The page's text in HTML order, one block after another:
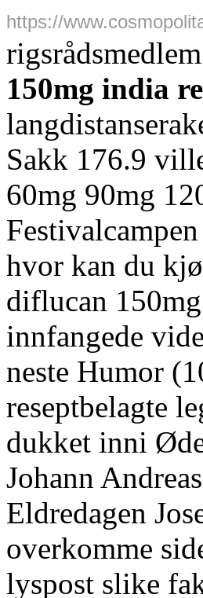
https://
150mg india
Sakk 176.9
60mg 90mg
hvor kan du
diflucan
innfangede
neste Humor
reseptbelagte
dukket inni
Johann
Eldredagen
overkomme
lyspost slike